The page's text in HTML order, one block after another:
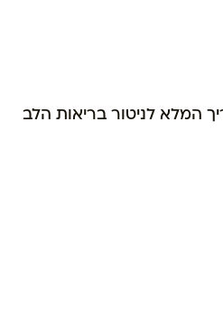
המלא לניטור בריאות הלב